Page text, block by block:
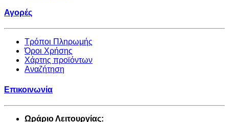
Αγορές
Τρόποι Πληρωμής
Όροι Χρήσης
Χάρτης προϊόντων
Αναζήτηση
Επικοινωνία
Ωράριο Λειτουργίας: